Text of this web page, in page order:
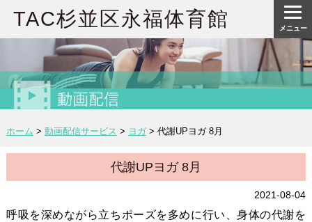
TAC杉並区永福体育館
ホーム > 動画配信サービス > ヨガ> 代謝UPヨガ 8月
代謝UPヨガ 8月
2021-08-04
呼吸を深めながら立ちポーズを多めに行い、身体の代謝を
メニュー